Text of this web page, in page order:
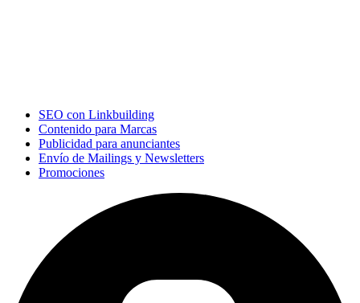
SEO con Linkbuilding
Contenido para Marcas
Publicidad para anunciantes
Envío de Mailings y Newsletters
Promociones